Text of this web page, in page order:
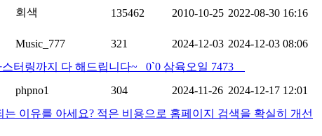
회색 135462 2010-10-25 2022-08-30 16:16
Music_777 321 2024-12-03 2024-12-03 08:06
터링까지 다 해드립니다~ 0`0 삼육오일 7473
phpno1 304 2024-11-26 2024-12-17 12:01
이유를 아세요? 적은 비용으로 홈페이지 검색을 확실히 개선